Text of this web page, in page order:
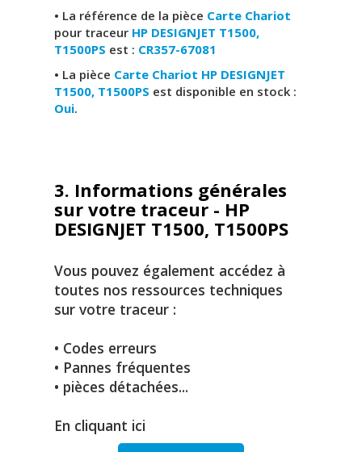
• La référence de la pièce Carte Chariot
pour traceur HP DESIGNJET T1500,
T1500PS est : CR357-67081
• La pièce Carte Chariot HP DESIGNJET
T1500, T1500PS est disponible en stock :
Oui.
3. Informations générales
sur votre traceur - HP
DESIGNJET T1500, T1500PS
Vous pouvez également accédez à
toutes nos ressources techniques
sur votre traceur :
• Codes erreurs
• Pannes fréquentes
• pièces détachées...
En cliquant ici